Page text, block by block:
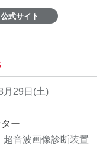
公式サイト
月29日(土)
ー
音波画像診断装置